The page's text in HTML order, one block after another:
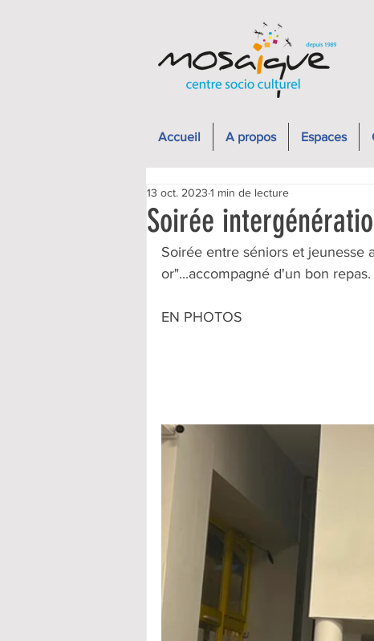
Accueil A propos Espaces
Soirée
13 oct. 2023 1 min de lecture
Soirée entre séniors et jeunesse
or"...accompagné d'un bon repas.
EN PHOTOS